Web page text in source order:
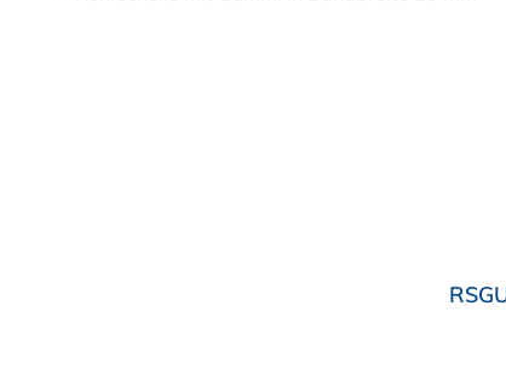
Durchschnittliche Bewertung von 5 von 5